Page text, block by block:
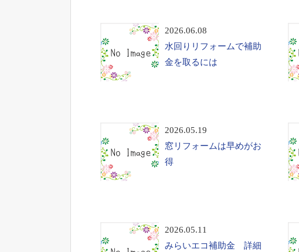
2026.06.08
水回りリフォームで補助
金を取るには
2026.05.19
窓リフォームは早めがお
得
2026.05.11
みらいエコ補助金 詳細